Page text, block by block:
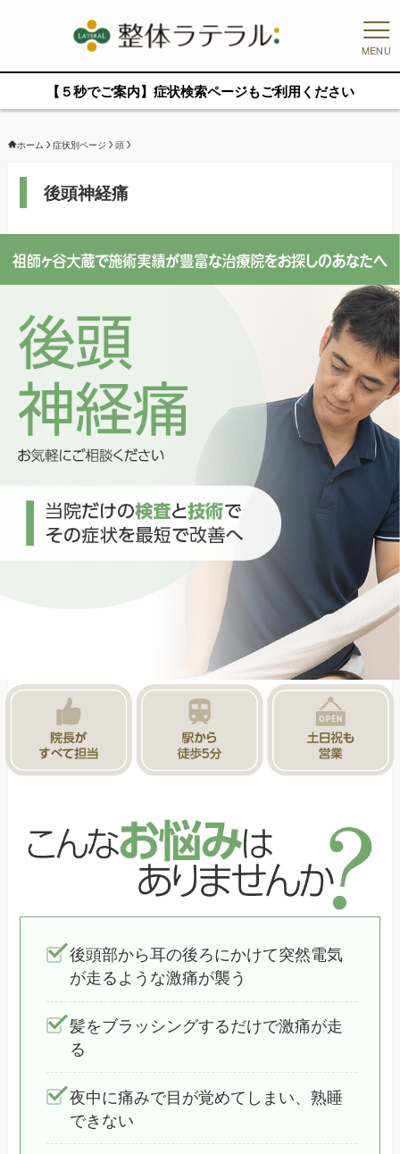
MENU
【５秒でご案内】症状検索ページもご利用ください
ホーム 症状別ページ 頭
後頭神経痛
後頭部から耳の後ろにかけて突然電気
が走るような激痛が襲う
髪をブラッシングするだけで激痛が走
る
夜中に痛みで目が覚めてしまい、熟睡
できない